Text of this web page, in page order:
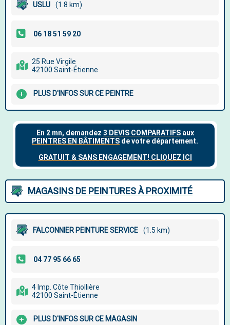
USLU (1.8 km)
25 Rue Virgile
42100 Saint-Étienne
PLUS D'INFOS SUR CE PEINTRE
MAGASINS DE PEINTURES À PROXIMITÉ
FALCONNIER PEINTURE SERVICE (1.5 km)
4 Imp. Côte Thiollière
42100 Saint-Étienne
PLUS D'INFOS SUR CE MAGASIN